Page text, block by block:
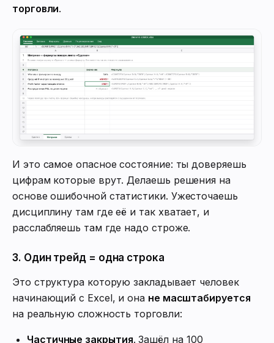
торговли.
И это самое опасное состояние: ты доверяешь
цифрам которые врут. Делаешь решения на
основе ошибочной статистики. Ужесточаешь
дисциплину там где её и так хватает, и
расслабляешь там где надо строже.
3. Один трейд = одна строка
Это структура которую закладывает человек
начинающий с Excel, и она не масштабируется
на реальную сложность торговли:
Частичные закрытия. Зашёл на 100